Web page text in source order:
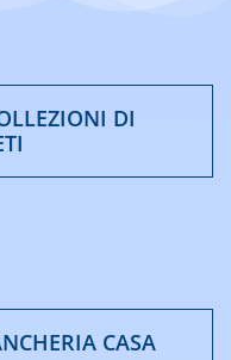
DI
CASA